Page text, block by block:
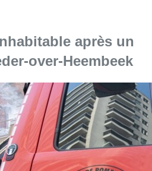
l'article "Une maison inhabitable
élevée en Belgique